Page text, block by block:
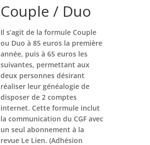
Couple / Duo
Il s’agit de la formule Couple
ou Duo à 85 euros la première
année, puis à 65 euros les
suivantes, permettant aux
deux personnes désirant
réaliser leur généalogie de
disposer de 2 comptes
internet. Cette formule inclut
la communication du CGF avec
un seul abonnement à la
revue Le Lien. (Adhésion